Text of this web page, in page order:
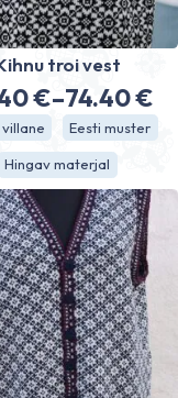
troi vest
€–74.40€
69.40 €
kuni
74.40 €
villane Eesti muster
Hingav materjal